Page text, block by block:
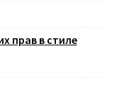
прав в стиле